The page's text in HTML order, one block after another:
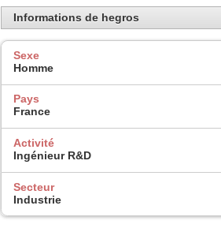
Informations de hegros
Sexe
Homme
Pays
France
Activité
Ingénieur R&D
Secteur
Industrie